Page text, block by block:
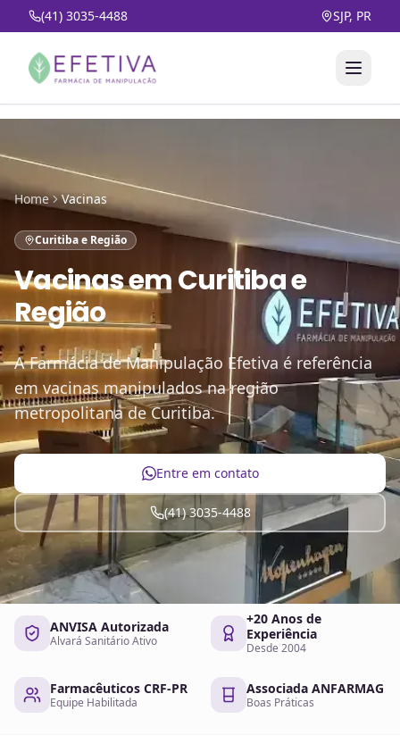
(41) 3035-4488 SJP, PR
Home Vacinas
Curitiba e Região
VacinasemCuritiba e
Região
A Farmácia de Manipulação Efetiva é referência
em vacinas manipulados na região
metropolitana de Curitiba.
Entre em contato
(41) 3035-4488
ANVISA Autorizada
Alvará Sanitário Ativo
+20 Anos de
Experiência
Desde 2004
Farmacêuticos CRF-PR
Equipe Habilitada
Associada ANFARMAG
Boas Práticas